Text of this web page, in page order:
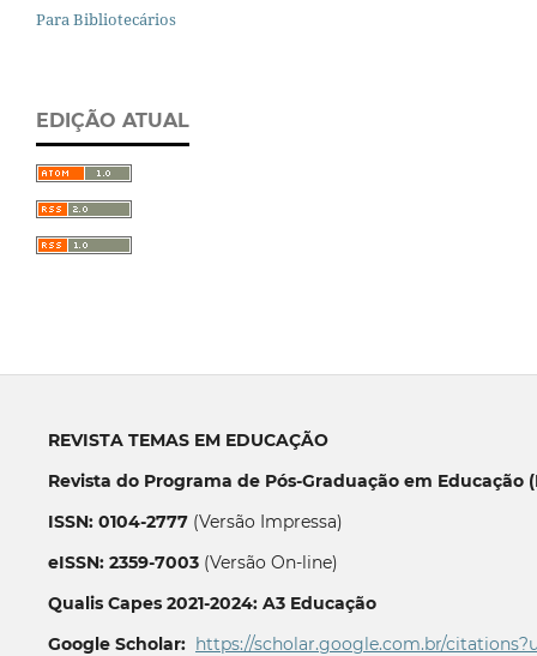
Para Bibliotecários
EDIÇÃO ATUAL
REVISTA TEMAS EM EDUCAÇÃO
Revista do Programa de Pós-Graduação em Educação
ISSN: 0104-2777(Versão Impressa)
eISSN: 2359-7003(Versão On-line)
Qualis Capes 2021-2024: A3 Educação
Google Scholar: https://scholar.google.com.br/